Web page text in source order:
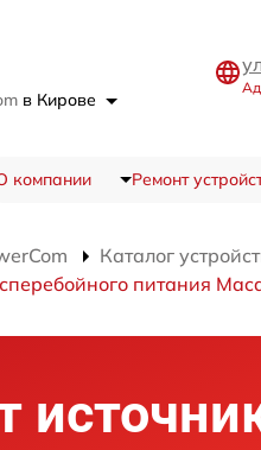
в Кирове
компании Ремонт
Каталог
питания